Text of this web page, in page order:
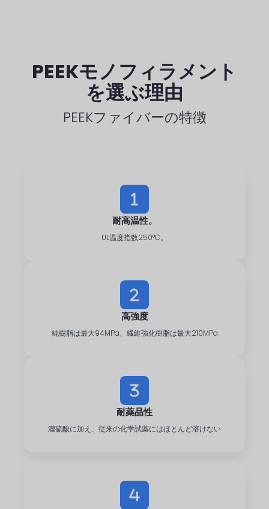
PEEKモノフィラメント
を選ぶ理由
PEEKファイバーの特徴
耐高温性。
UL温度指数250°C。
高強度
純樹脂は最大94MPa、繊維強化樹脂は最大210MPa
耐薬品性
濃硫酸に加え、従来の化学試薬にはほとんど溶けない